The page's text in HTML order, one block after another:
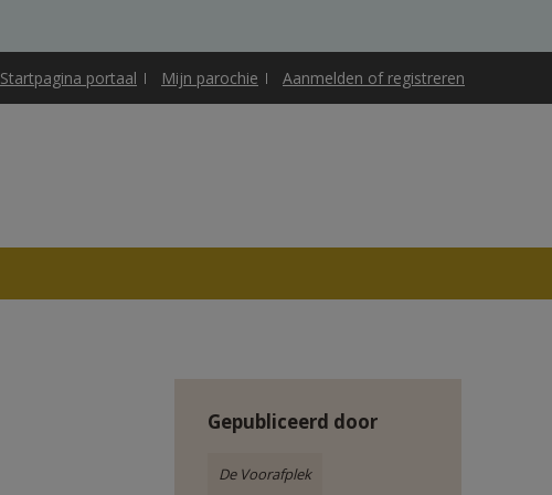
Startpagina portaal Mijn parochie Aanmelden of registreren
Gepubliceerd door
De Voorafplek